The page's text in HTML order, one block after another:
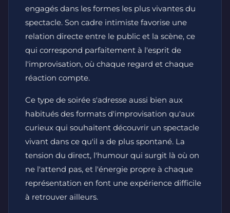
engagés dans les formes les plus vivantes du
spectacle. Son cadre intimiste favorise une
relation directe entre le public et la scène, ce
qui correspond parfaitement à l'esprit de
l'improvisation, où chaque regard et chaque
réaction compte.
Ce type de soirée s'adresse aussi bien aux
habitués des formats d'improvisation qu'aux
curieux qui souhaitent découvrir un spectacle
vivant dans ce qu'il a de plus spontané. La
tension du direct, l'humour qui surgit là où on
ne l'attend pas, et l'énergie propre à chaque
représentation en font une expérience difficile
à retrouver ailleurs.